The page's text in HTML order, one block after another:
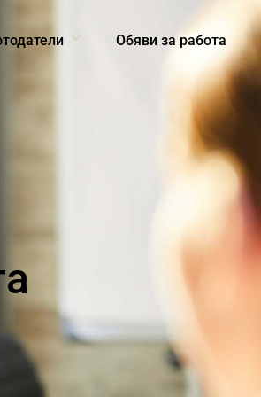
Обяви за работа